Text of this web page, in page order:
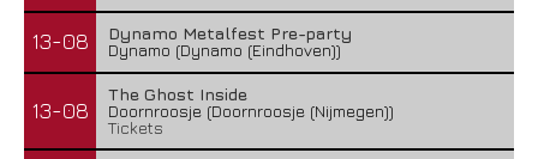
13-08
Dynamo Metalfest Pre-party
Dynamo (Dynamo (Eindhoven))
13-08
The Ghost Inside
Doornroosje (Doornroosje (Nijmegen))
Tickets